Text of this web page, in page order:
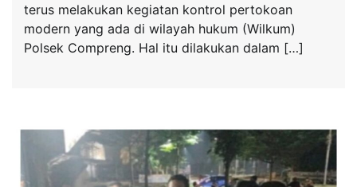
terus melakukan kegiatan kontrol pertokoan
modern yang ada di wilayah hukum (Wilkum)
Polsek Compreng. Hal itu dilakukan dalam […]